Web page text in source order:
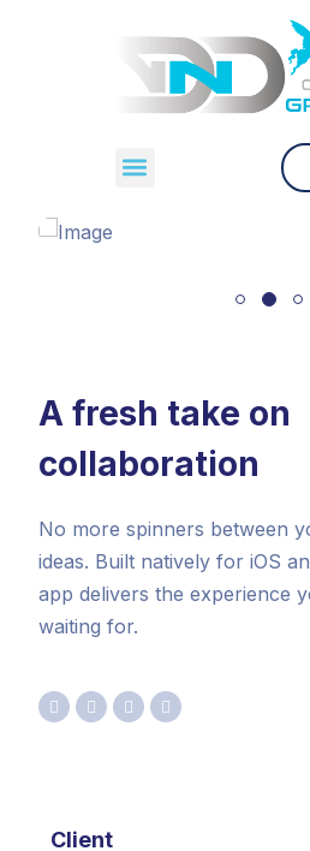
A fresh take on
collaboration
No more spinners between
ideas. Built natively for iOS
app delivers the experience
waiting for.
Client